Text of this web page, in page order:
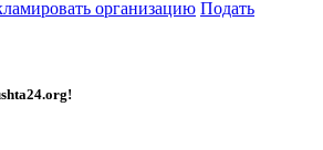
организацию Подать
!